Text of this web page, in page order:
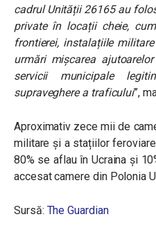
cadrul Unității 26165 au
private în locații cheie,
frontierei, instalațiile
urmări mișcarea
servicii municipale
supraveghere a traficului”,
Aproximativ zece mii de
militare și a stațiilor
80% se aflau în Ucraina și
accesat camere din Polonia
Sursă: The Guardian